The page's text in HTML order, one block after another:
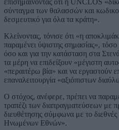
επισημαίνοντας ότι η UNCLOS
σύνταγμα των θαλασσών και
δεσμευτικό για όλα τα κράτη».
Κλείνοντας, τόνισε ότι «η
παραμένει ύψιστης σημασίας»,
όσο και για την κατάσταση στα
τα μέρη να επιδείξουν «μέγιστη
«περαιτέρω βία» και να εργαστούν
επαναλειτουργία «αξιόπιστων
Ο στόχος, ανέφερε, πρέπει να
τραπέζι των διαπραγματεύσεων με
διευθέτησης σύμφωνα με το
Ηνωμένων Εθνών».